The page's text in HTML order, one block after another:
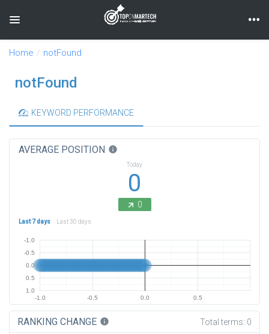
Toggle navigation
Home notFound
notFound
KEYWORD PERFORMANCE
AVERAGE POSITION info
Today
0
0
Last 7 days Last 30 days
-1.0 -0.5 0.0 0.5
-1.0
-0.5
0.0
0.5
1.0
RANKING CHANGE info Total terms: 0